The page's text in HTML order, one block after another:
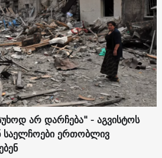
არ დარჩება" - აგვისტოს
საელჩოები ერთობლივ